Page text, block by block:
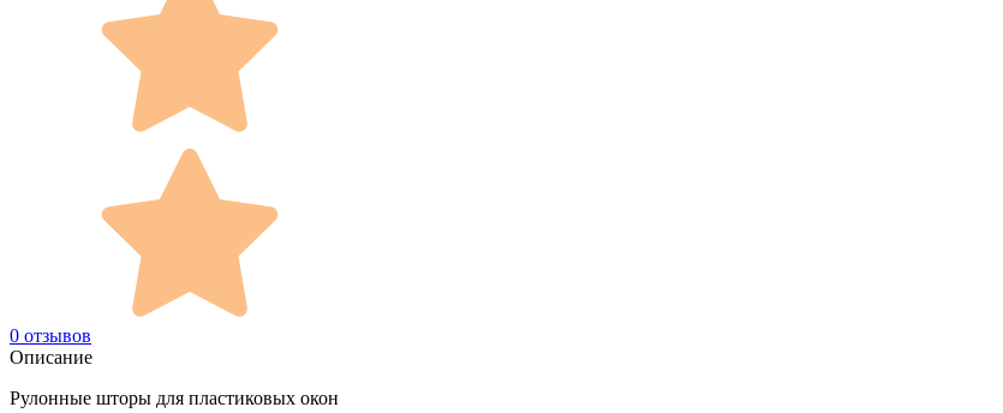
0 отзывов
Описание
Рулонные шторы для пластиковых окон